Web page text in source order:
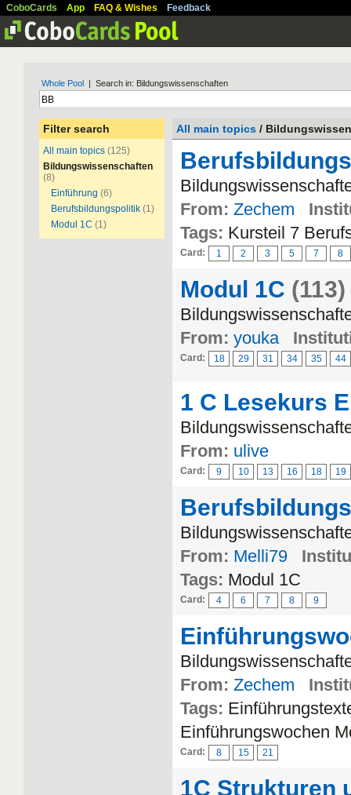
CoboCards App FAQ & Wishes Feedback
Whole Pool | Search in: Bildungswissenschaften
Filter search
All main topics (125)
Bildungswissenschaften
(8)
Einführung (6)
Berufsbildungspolitik (1)
Modul 1C (1)
All main topics /
From: Zechem
Tags: Kursteil 7
Card: 1 2 3 5 7 8
Modul 1C (113)
From: youka
Card: 18 29 31 34 35 44
1 C Lesekurs
From: ulive
Card: 9 10 13 16 18 19
From: Melli79
Tags: Modul 1C
Card: 4 6 7 8 9
From: Zechem
Tags:
Einführungswochen
Card: 8 15 21
1C Strukturen